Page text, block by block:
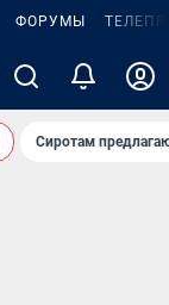
ФОРУМЫ
Сиротам